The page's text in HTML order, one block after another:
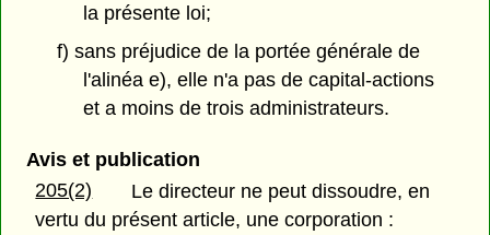
la présente loi;
f) sans préjudice de la portée générale de
l'alinéa e), elle n'a pas de capital-actions
et a moins de trois administrateurs.
Avis et publication
205(2)
Le directeur ne peut dissoudre, en
vertu du présent article, une corporation :